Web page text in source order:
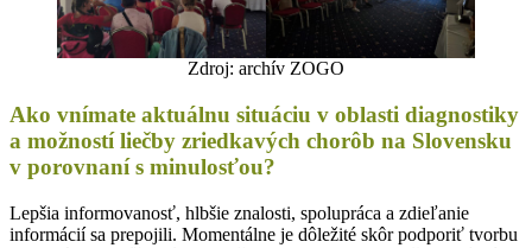
Zdroj: archív ZOGO
Ako vnímate aktuálnu situáciu v oblasti diagnostiky
a možností liečby zriedkavých chorôb na Slovensku
v porovnaní s minulosťou?
Lepšia informovanosť, hlbšie znalosti, spolupráca a zdieľanie
informácií sa prepojili. Momentálne je dôležité skôr podporiť tvorbu